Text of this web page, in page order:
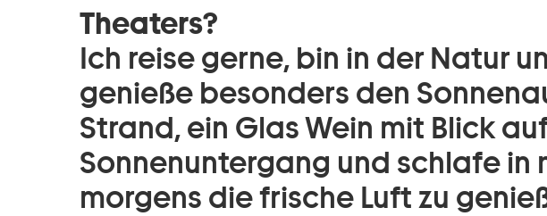
Theaters?
Ich reise gerne, bin in der Natur
genieße besonders den
Strand, ein Glas Wein mit Blick
Sonnenuntergang und schlafe in
morgens die frische Luft zu